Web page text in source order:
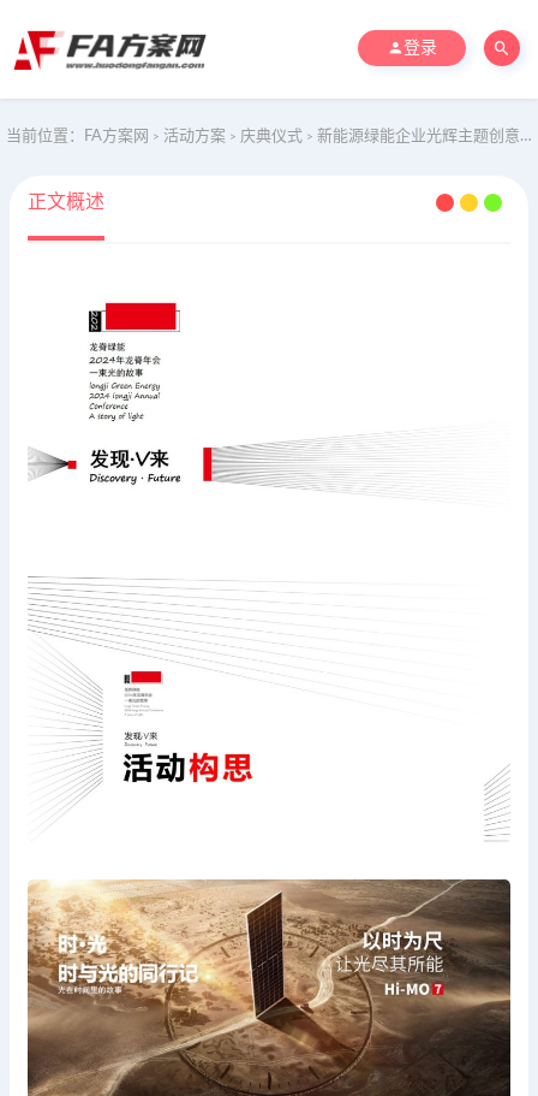
登录
当前位置： FA方案网 > 活动方案 > 庆典仪式 > 新能源绿能企业光辉主题创意年会案
正文概述